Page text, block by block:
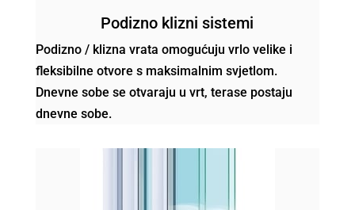
Podizno klizni sistemi
Podizno / klizna vrata omogućuju vrlo velike i
fleksibilne otvore s maksimalnim svjetlom.
Dnevne sobe se otvaraju u vrt, terase postaju
dnevne sobe.